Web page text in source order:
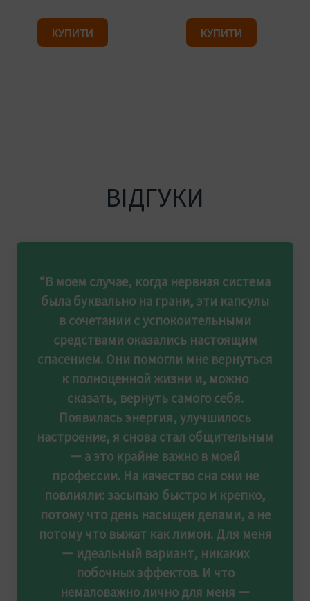
КУПИТИ КУПИТИ
ВІДГУКИ
“В моем случае, когда нервная система
была буквально на грани, эти капсулы
в сочетании с успокоительными
средствами оказались настоящим
спасением. Они помогли мне вернуться
к полноценной жизни и, можно
сказать, вернуть самого себя.
Появилась энергия, улучшилось
настроение, я снова стал общительным
— а это крайне важно в моей
профессии. На качество сна они не
повлияли: засыпаю быстро и крепко,
потому что день насыщен делами, а не
потому что выжат как лимон. Для меня
— идеальный вариант, никаких
побочных эффектов. И что
немаловажно лично для меня —